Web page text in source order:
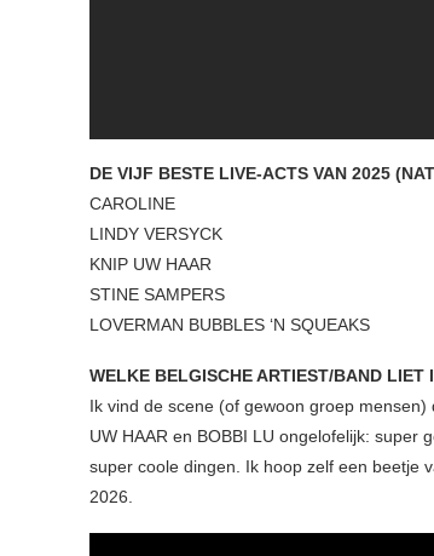
DE VIJF BESTE LIVE-ACTS VAN 2025
CAROLINE
LINDY VERSYCK
KNIP UW HAAR
STINE SAMPERS
LOVERMAN BUBBLES ‘N SQUEAKS
WELKE BELGISCHE ARTIEST/BAND
Ik vind de scene (of gewoon groep mensen)
UW HAAR en BOBBI LU ongelofelijk: super
super coole dingen. Ik hoop zelf een beetje
2026.